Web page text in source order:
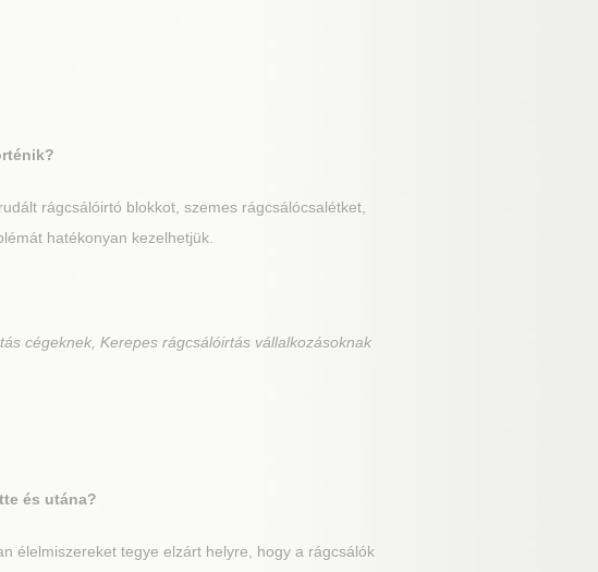
rágcsálóirtó blokkot, szemes rágcsálócsalétket,
hatékonyan kezelhetjük.
cégeknek, Kerepes rágcsálóirtás vállalkozásoknak
és utána?
élelmiszereket tegye elzárt helyre, hogy a rágcsálók